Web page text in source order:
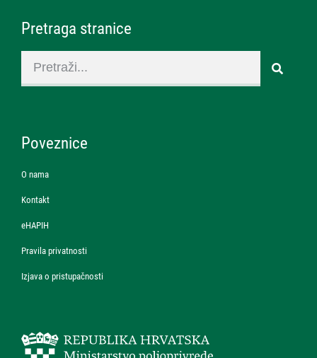
Pretraga stranice
Poveznice
O nama
Kontakt
eHAPIH
Pravila privatnosti
Izjava o pristupačnosti